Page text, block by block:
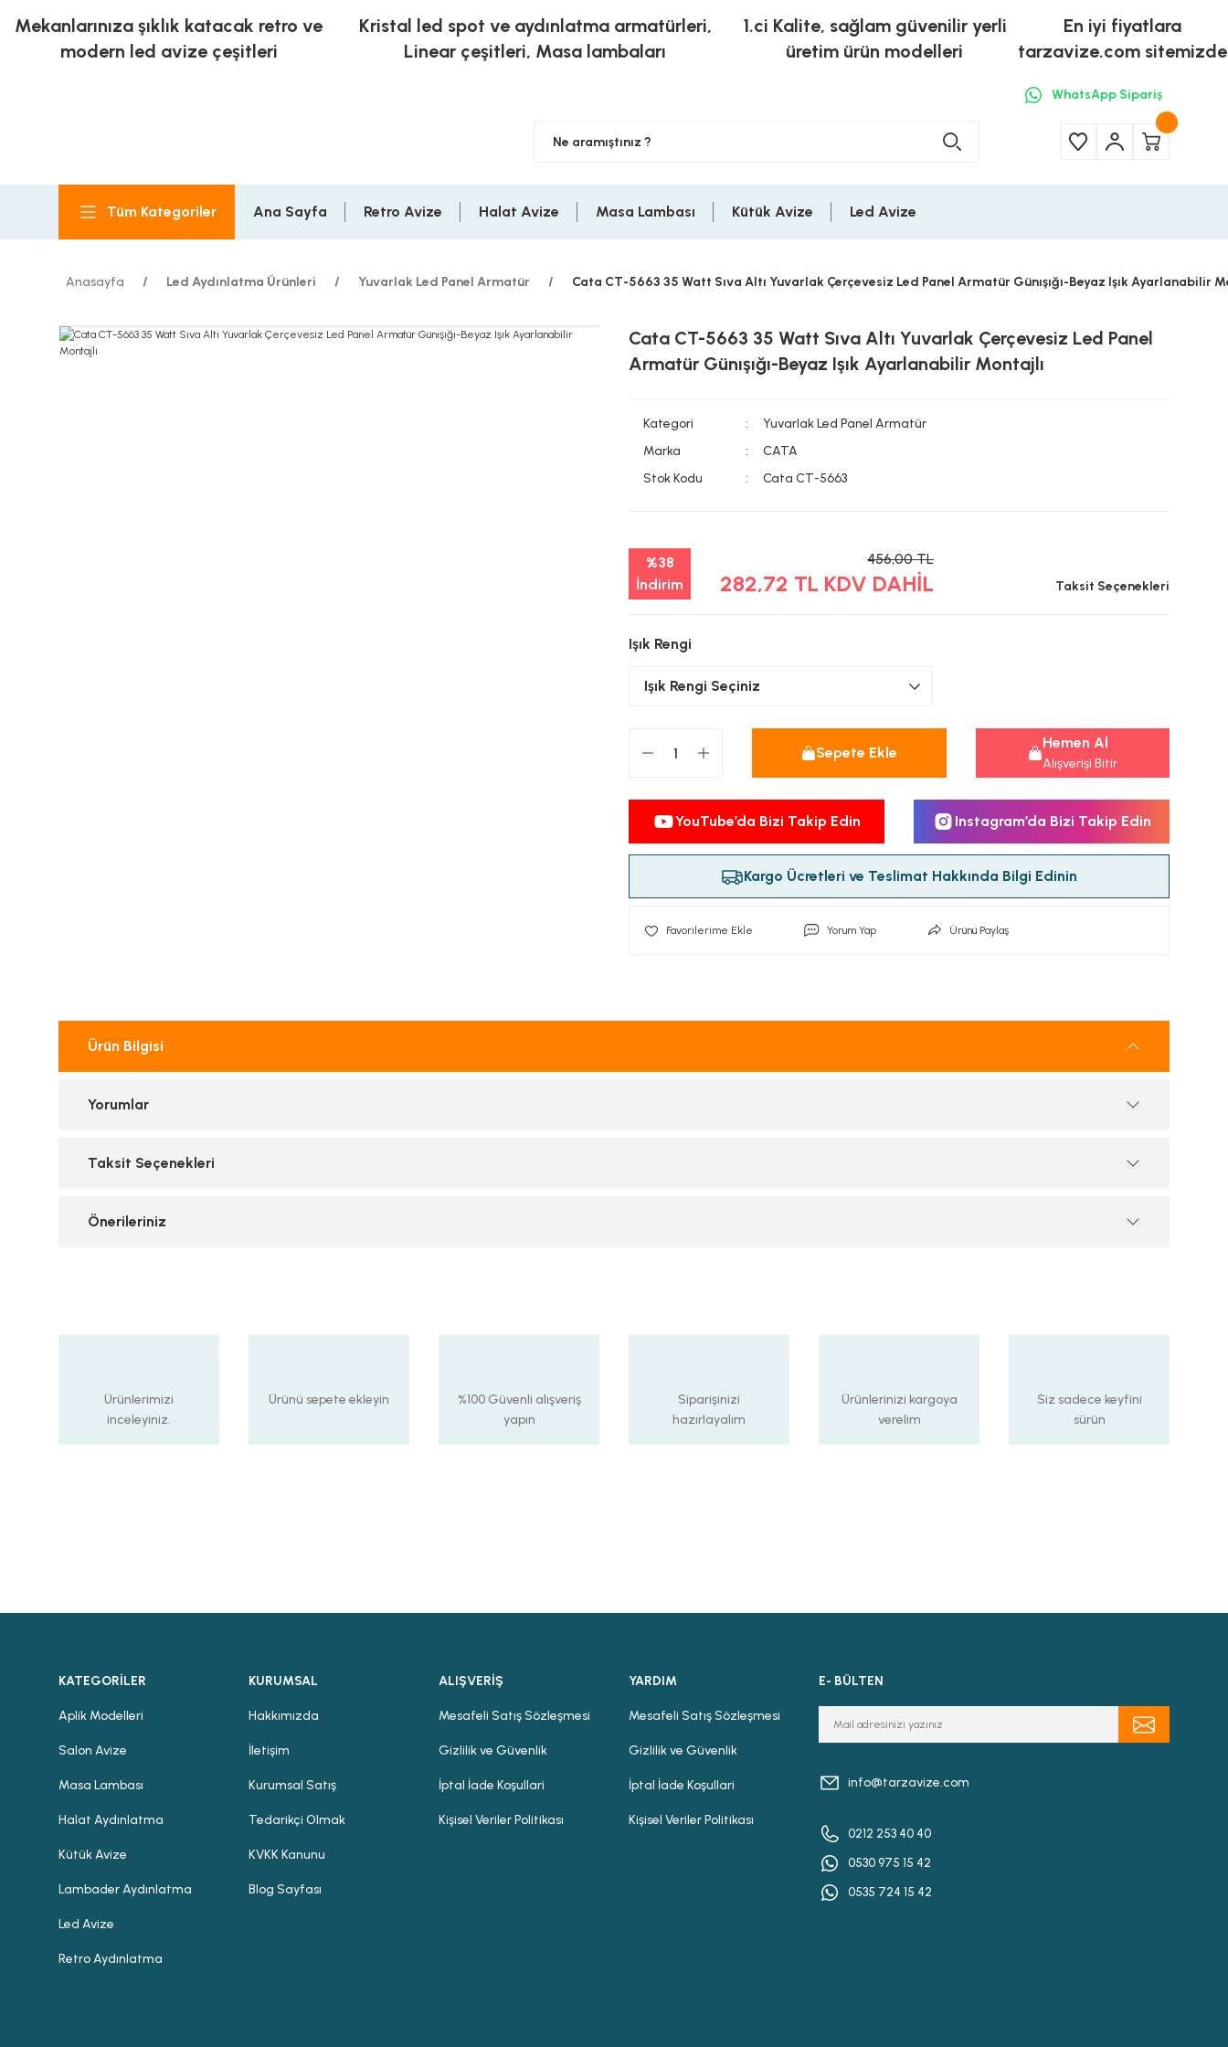
Mekanlarınıza şıklık katacak retro ve
modern led avize çeşitleri
Kristal led spot ve aydınlatma armatürleri,
Linear çeşitleri, Masa lambaları
1.ci Kalite, sağlam güvenilir yerli
üretim ürün modelleri
En iyi fiyatlara
tarzavize.com sitemizde
WhatsApp Sipariş
Tüm Kategoriler Ana Sayfa Retro Avize Halat Avize Masa Lambası Kütük Avize Led Avize
Anasayfa Led Aydınlatma Ürünleri Yuvarlak Led Panel Armatür Cata CT-5663 35 Watt Sıva Altı Yuvarlak Çerçevesiz Led Panel Armatür Günışığı-Beyaz Işık Ayarlanabilir
Cata CT-5663 35 Watt Sıva Altı Yuvarlak Çerçevesiz Led Panel
Armatür Günışığı-Beyaz Işık Ayarlanabilir Montajlı
Kategori
Yuvarlak Led Panel Armatür
Marka
CATA
Stok Kodu
Cata CT-5663
%38
İndirim
456,00 TL
282,72 TL KDV DAHİL Taksit Seçenekleri
Işık Rengi
Sepete Ekle
Hemen Al
Alışverişi Bitir
YouTube’da Bizi Takip Edin Instagram’da Bizi Takip Edin
Kargo Ücretleri ve Teslimat Hakkında Bilgi Edinin
Yorum Yap Ürünü Paylaş
Ürün Bilgisi
Yorumlar
Taksit Seçenekleri
Önerileriniz
Ürünlerimizi
inceleyiniz.
Ürünü sepete ekleyin
%100 Güvenli alışveriş
yapın
Siparişinizi
hazırlayalım
Ürünlerinizi kargoya
verelim
Siz sadece keyfini
sürün
KATEGORİLER
Aplik Modelleri
Salon Avize
Masa Lambası
Halat Aydınlatma
Kütük Avize
Lambader Aydınlatma
Led Avize
Retro Aydınlatma
KURUMSAL
Hakkımızda
İletişim
Kurumsal Satış
Tedarikçi Olmak
KVKK Kanunu
Blog Sayfası
ALIŞVERİŞ
Mesafeli Satış Sözleşmesi
Gizlilik ve Güvenlik
İptal İade Koşullari
Kişisel Veriler Politikası
YARDIM
Mesafeli Satış Sözleşmesi
Gizlilik ve Güvenlik
İptal İade Koşullari
Kişisel Veriler Politikası
E- BÜLTEN
info@tarzavize.com
0212 253 40 40
0530 975 15 42
0535 724 15 42